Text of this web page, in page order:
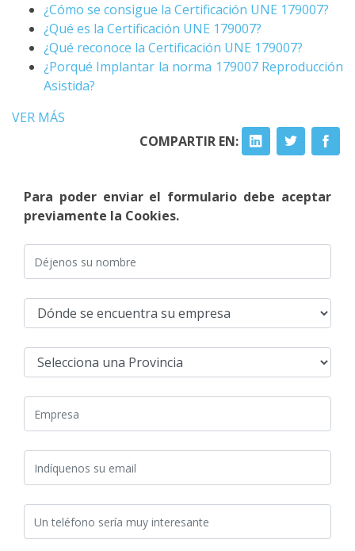
¿Cómo se consigue la Certificación UNE 179007?
¿Qué es la Certificación UNE 179007?
¿Qué reconoce la Certificación UNE 179007?
¿Porqué Implantar la norma 179007 Reproducción
Asistida?
VER MÁS
COMPARTIR EN:
Para poder enviar el formulario debe aceptar
previamente la Cookies.